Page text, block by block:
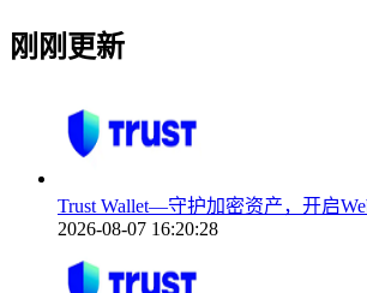
刚刚更新
Trust Wallet—守护加密资产，开启
2026-08-07 16:20:28